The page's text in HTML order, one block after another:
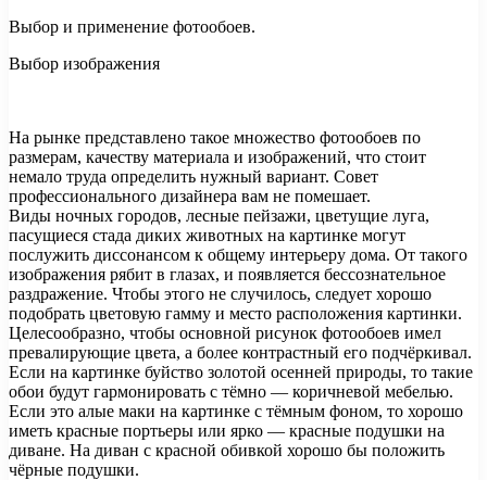
Выбор и применение фотообоев.
Выбор изображения
На рынке представлено такое множество фотообоев по
размерам, качеству материала и изображений, что стоит
немало труда определить нужный вариант. Совет
профессионального дизайнера вам не помешает.
Виды ночных городов, лесные пейзажи, цветущие луга,
пасущиеся стада диких животных на картинке могут
послужить диссонансом к общему интерьеру дома. От такого
изображения рябит в глазах, и появляется бессознательное
раздражение. Чтобы этого не случилось, следует хорошо
подобрать цветовую гамму и место расположения картинки.
Целесообразно, чтобы основной рисунок фотообоев имел
превалирующие цвета, а более контрастный его подчёркивал.
Если на картинке буйство золотой осенней природы, то такие
обои будут гармонировать с тёмно — коричневой мебелью.
Если это алые маки на картинке с тёмным фоном, то хорошо
иметь красные портьеры или ярко — красные подушки на
диване. На диван с красной обивкой хорошо бы положить
чёрные подушки.